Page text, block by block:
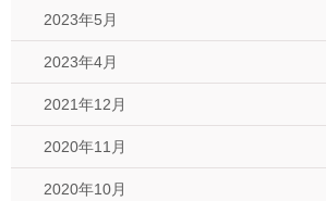
2023年5月
2023年4月
2021年12月
2020年11月
2020年10月